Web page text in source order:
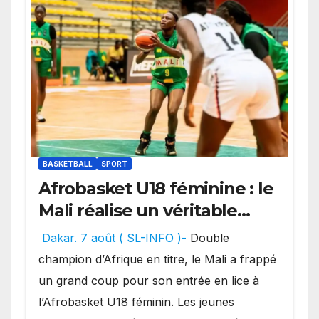
BASKETBALL SPORT
Afrobasket U18 féminine : le
Mali réalise un véritable
festival offensif et inflige
une lourde défaite au
Bénin.
Dakar. 7 août ( SL-INFO )- Double
champion d’Afrique en titre, le Mali a frappé
un grand coup pour son entrée en lice à
l’Afrobasket U18 féminin. Les jeunes